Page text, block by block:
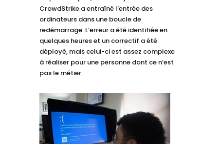
CrowdStrike a entraîné l'entrée des
ordinateurs dans une boucle de
redémarrage. L’erreur a été identifiée en
quelques heures et un correctif a été
déployé, mais celui-ci est assez complexe
à réaliser pour une personne dont ce n’est
pas le métier.